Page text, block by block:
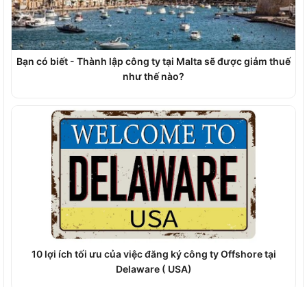
Bạn có biết - Thành lập công ty tại Malta sẽ được giảm thuế
như thế nào?
10 lợi ích tối ưu của việc đăng ký công ty Offshore tại
Delaware ( USA)